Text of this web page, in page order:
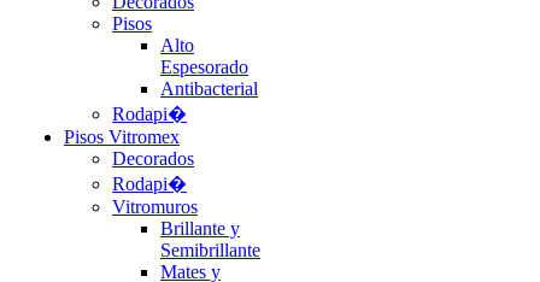
Pisos
Alto
Espesorado
Antibacterial
Rodapi�
Pisos Vitromex
Decorados
Rodapi�
Vitromuros
Brillante y
Semibrillante
Mates y